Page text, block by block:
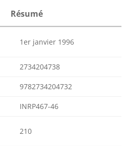
Résumé
1er janvier 1996
2734204738
9782734204732
INRP467-46
210